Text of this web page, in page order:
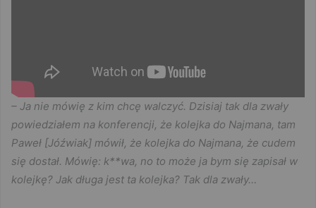
– Ja nie mówię z kim chcę walczyć. Dzisiaj tak dla zwały
powiedziałem na konferencji, że kolejka do Najmana, tam
Paweł [Jóźwiak] mówił, że kolejka do Najmana, że cudem
się dostał. Mówię: k**wa, no to może ja bym się zapisał w
kolejkę? Jak długa jest ta kolejka? Tak dla zwały…